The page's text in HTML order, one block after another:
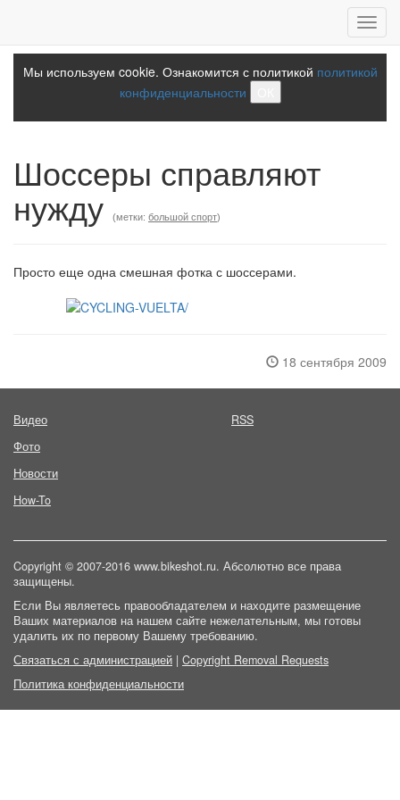
Мы используем cookie. Ознакомится с политикой политикой
конфиденциальности
Шоссеры справляют
нужду
(метки: большой спорт)
Просто еще одна смешная фотка с шоссерами.
18 сентября 2009
Видео
Фото
Новости
How-To
RSS
Copyright © 2007-2016 www.bikeshot.ru. Абсолютно все права
защищены.
Если Вы являетесь правообладателем и находите размещение
Ваших материалов на нашем сайте нежелательным, мы готовы
удалить их по первому Вашему требованию.
Связаться с администрацией | Copyright Removal Requests
Политика конфиденциальности